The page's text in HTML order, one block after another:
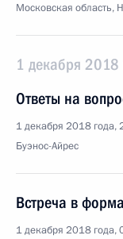
Московская область,
1 декабря 2018
Ответы на
1 декабря 2018 года,
Буэнос-Айрес
Встреча в
1 декабря 2018 года,